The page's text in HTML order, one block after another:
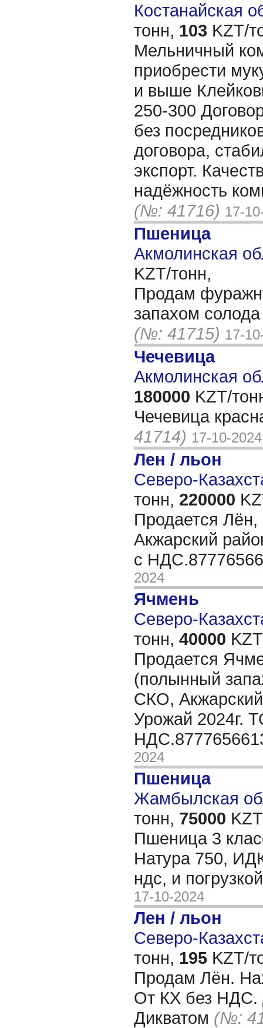
Костанайская
тонн, 103 KZT/
Мельничный
приобрести
и выше
250-300
без
договора,
экспорт.
надёжность
(№: 41716) 17-
Пшеница
Акмолинская
KZT/тонн,
Продам
запахом
(№: 41715) 17-
Чечевица
Акмолинская
180000 KZT/
Чечевица
41714) 17-10-2024
Лен / льон
Северо-
тонн, 220000
Продается
Акжарский
с
2024
Ячмень
Северо-
тонн, 40000
Продается
(полынный
СКО,
Урожай 2024г.
2024
Пшеница
Жамбылская
тонн, 75000
Пшеница 3
Натура 750,
ндс, и
17-10-2024
Лен / льон
Северо-
тонн, 195 KZT/
Продам Лён.
От КХ без НДС.
Дикватом (№: